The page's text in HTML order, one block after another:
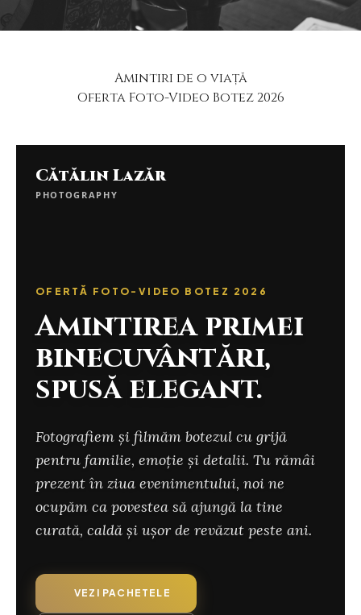
Amintiri de o viață
Oferta Foto-Video Botez 2026
Cătălin Lazăr
PHOTOGRAPHY
OFERTĂ FOTO-VIDEO BOTEZ 2026
Amintirea primei
binecuvântări,
spusă elegant.
Fotografiem și filmăm botezul cu grijă
pentru familie, emoție și detalii. Tu rămâi
prezent în ziua evenimentului, noi ne
ocupăm ca povestea să ajungă la tine
curată, caldă și ușor de revăzut peste ani.
VEZI PACHETELE